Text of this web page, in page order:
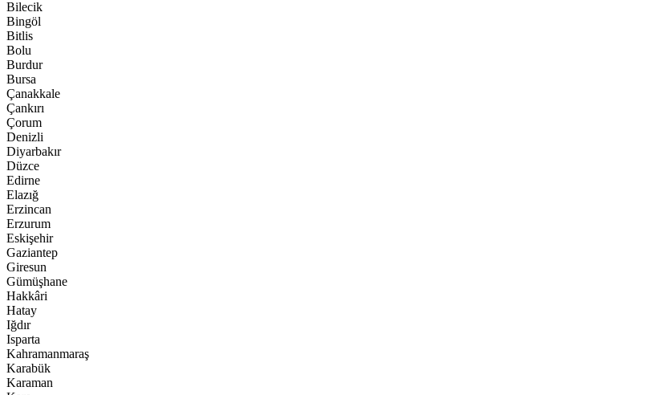
Bilecik
Bingöl
Bitlis
Bolu
Burdur
Bursa
Çanakkale
Çankırı
Çorum
Denizli
Diyarbakır
Düzce
Edirne
Elazığ
Erzincan
Erzurum
Eskişehir
Gaziantep
Giresun
Gümüşhane
Hakkâri
Hatay
Iğdır
Isparta
Kahramanmaraş
Karabük
Karaman